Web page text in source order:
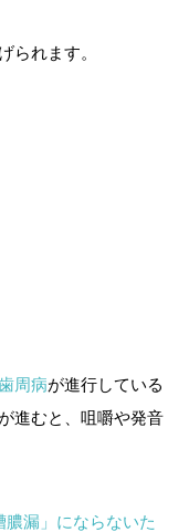
られます。
周病が進行している
進むと、咀嚼や発音
漏」にならないた